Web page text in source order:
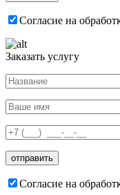
Согласие на
Заказать услугу
Согласие на